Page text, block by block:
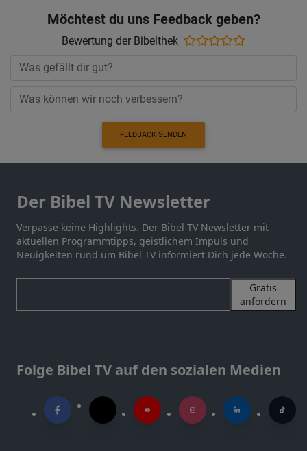
Möchtest du uns Feedback geben?
Bewertung der Bibelthek
FEEDBACK SENDEN
Der Bibel TV Newsletter
Verpasse keine Highlights. Der Bibel TV Newsletter mit
aktuellen Programmtipps, geistlichem Impuls und
Neuigkeiten rund um Bibel TV informiert Dich jede Woche.
Gratis
anfordern
Folge Bibel TV auf den sozialen Medien